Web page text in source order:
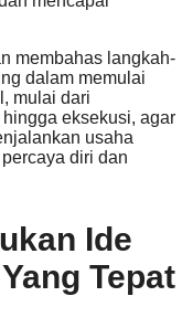
membahas langkah-
dalam memulai
mulai dari
eksekusi, agar
usaha
diri dan
Ide
Tepat